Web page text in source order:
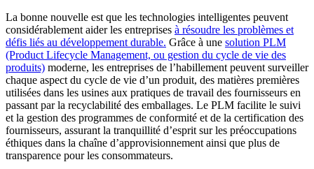
La bonne nouvelle est que les technologies intelligentes peuvent
considérablement aider les entreprises à résoudre les problèmes et
défis liés au développement durable. Grâce à une solution PLM
(Product Lifecycle Management, ou gestion du cycle de vie des
produits) moderne, les entreprises de l’habillement peuvent surveiller
chaque aspect du cycle de vie d’un produit, des matières premières
utilisées dans les usines aux pratiques de travail des fournisseurs en
passant par la recyclabilité des emballages. Le PLM facilite le suivi
et la gestion des programmes de conformité et de la certification des
fournisseurs, assurant la tranquillité d’esprit sur les préoccupations
éthiques dans la chaîne d’approvisionnement ainsi que plus de
transparence pour les consommateurs.